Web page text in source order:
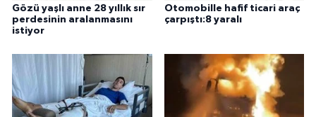
Gözü yaşlı anne 28 yıllık sır
perdesinin aralanmasını
istiyor
Otomobille hafif ticari araç
çarpıştı:8 yaralı